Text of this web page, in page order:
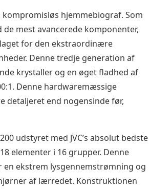
kompromisløs hjemmebiograf. Som
mest avancerede komponenter,
for den ekstraordinære
Denne tredje generation af
krystaller og en øget fladhed af
Denne hardwaremæssige
detaljeret end nogensinde før,
udstyret med JVC’s absolut bedste
elementer i 16 grupper. Denne
ekstrem lysgennemstrømning og
af lærredet. Konstruktionen